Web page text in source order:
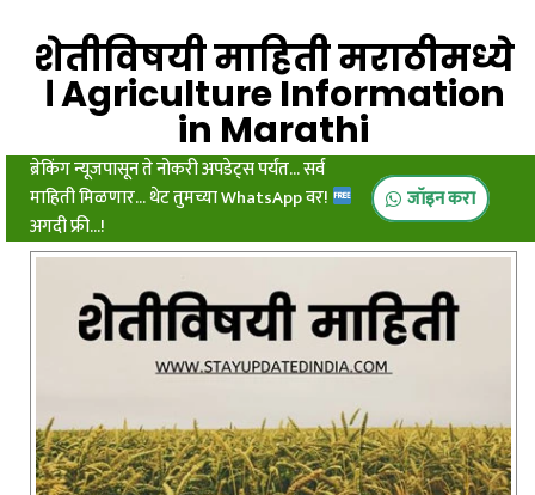
शेतीविषयी माहिती मराठीमध्ये
। Agriculture Information
in Marathi
ब्रेकिंग न्यूजपासून ते नोकरी अपडेट्स पर्यंत... सर्व
माहिती मिळणार... थेट तुमच्या WhatsApp वर!
अगदी फ्री...!
जॉइन करा